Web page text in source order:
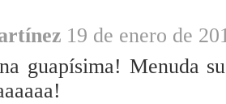
19 de enero de
guapísima! Menuda